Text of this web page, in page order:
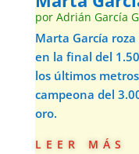
por Adrián García
Marta García
en la final del
los últimos
campeona del
oro.
leer más